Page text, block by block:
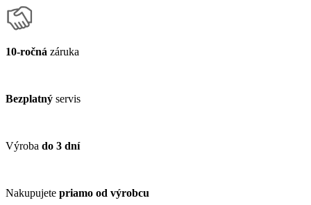
10-ročná záruka
Bezplatný servis
Výroba do 3 dní
Nakupujete priamo od výrobcu